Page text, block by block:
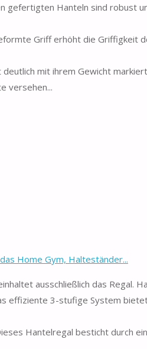
gefertigten Hanteln sind robust
Griff erhöht die Griffigkeit
mit ihrem Gewicht
versehen...
Home Gym, Halteständer...
ausschließlich das Regal.
effiziente 3-stufige System
Hantelregal besticht durch